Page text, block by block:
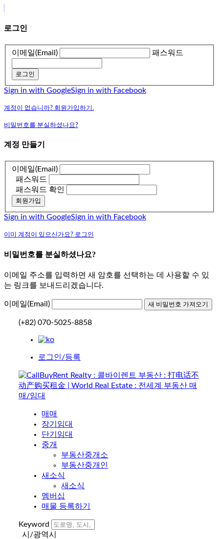
로그인
이메일(Email) 패스워드
로그인
Sign in with GoogleSign in with Facebook
계정이 없습니까? 회원가입하기.
비밀번호를 분실하셨나요?
계정 만들기
이메일(Email)
패스워드
패스워드 확인
회원가입
Sign in with GoogleSign in with Facebook
이미 계정이 있으신가요? 로그인
비밀번호를 분실하셨나요?
이메일 주소를 입력하면 새 암호를 선택하는 데 사용할 수 있
는 링크를 보내드리겠습니다.
이메일(Email)
(+82) 070-5025-8858
로그인/등록
매매
장기임대
단기임대
중개
부동산중개소
부동산중개인
새소식
새소식
멤버십
매물 등록하기
Keyword
시/광역시